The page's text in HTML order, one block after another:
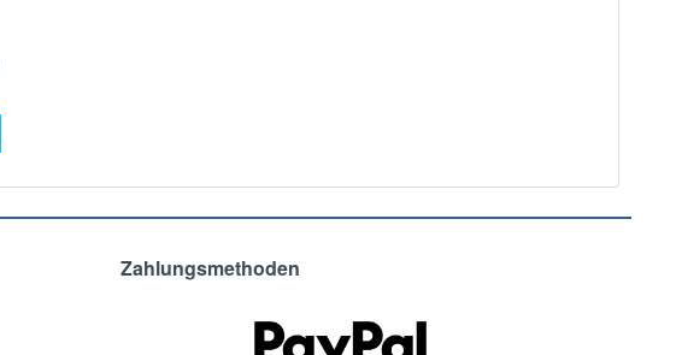
Zahlungsmethoden